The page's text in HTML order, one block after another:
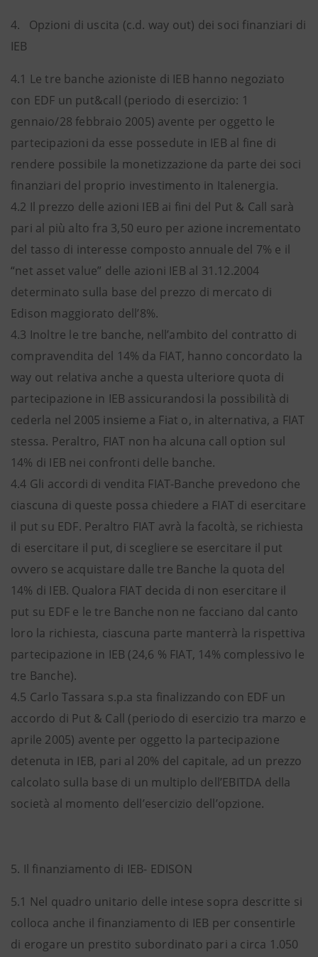
4. Opzioni di uscita (c.d. way out) dei soci finanziari di
IEB
4.1 Le tre banche azioniste di IEB hanno negoziato
con EDF un put&call (periodo di esercizio: 1
gennaio/28 febbraio 2005) avente per oggetto le
partecipazioni da esse possedute in IEB al fine di
rendere possibile la monetizzazione da parte dei soci
finanziari del proprio investimento in Italenergia.
4.2 Il prezzo delle azioni IEB ai fini del Put & Call sarà
pari al più alto fra 3,50 euro per azione incrementato
del tasso di interesse composto annuale del 7% e il
“net asset value” delle azioni IEB al 31.12.2004
determinato sulla base del prezzo di mercato di
Edison maggiorato dell’8%.
4.3 Inoltre le tre banche, nell’ambito del contratto di
compravendita del 14% da FIAT, hanno concordato la
way out relativa anche a questa ulteriore quota di
partecipazione in IEB assicurandosi la possibilità di
cederla nel 2005 insieme a Fiat o, in alternativa, a FIAT
stessa. Peraltro, FIAT non ha alcuna call option sul
14% di IEB nei confronti delle banche.
4.4 Gli accordi di vendita FIAT-Banche prevedono che
ciascuna di queste possa chiedere a FIAT di esercitare
il put su EDF. Peraltro FIAT avrà la facoltà, se richiesta
di esercitare il put, di scegliere se esercitare il put
ovvero se acquistare dalle tre Banche la quota del
14% di IEB. Qualora FIAT decida di non esercitare il
put su EDF e le tre Banche non ne facciano dal canto
loro la richiesta, ciascuna parte manterrà la rispettiva
partecipazione in IEB (24,6 % FIAT, 14% complessivo le
tre Banche).
4.5 Carlo Tassara s.p.a sta finalizzando con EDF un
accordo di Put & Call (periodo di esercizio tra marzo e
aprile 2005) avente per oggetto la partecipazione
detenuta in IEB, pari al 20% del capitale, ad un prezzo
calcolato sulla base di un multiplo dell’EBITDA della
società al momento dell’esercizio dell’opzione.
5. Il finanziamento di IEB- EDISON
5.1 Nel quadro unitario delle intese sopra descritte si
colloca anche il finanziamento di IEB per consentirle
di erogare un prestito subordinato pari a circa 1.050